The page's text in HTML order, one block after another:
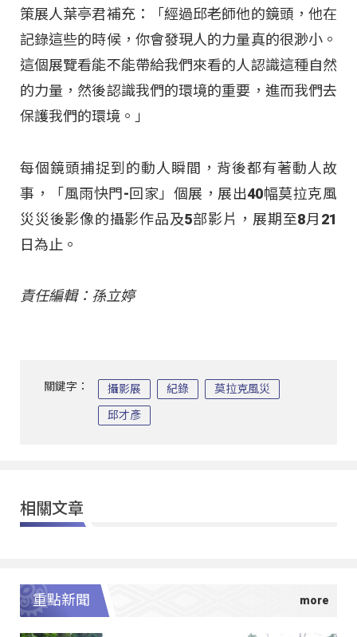
策展人葉亭君補充：「經過邱老師他的鏡頭，他在
記錄這些的時候，你會發現人的力量真的很渺小。
這個展覽看能不能帶給我們來看的人認識這種自然
的力量，然後認識我們的環境的重要，進而我們去
保護我們的環境。」
每個鏡頭捕捉到的動人瞬間，背後都有著動人故
事，「風雨快門-回家」個展，展出40幅莫拉克風
災災後影像的攝影作品及5部影片，展期至8月21
日為止。
責任編輯：孫立婷
關鍵字： 攝影展 紀錄 莫拉克風災
邱才彥
相關文章
重點新聞